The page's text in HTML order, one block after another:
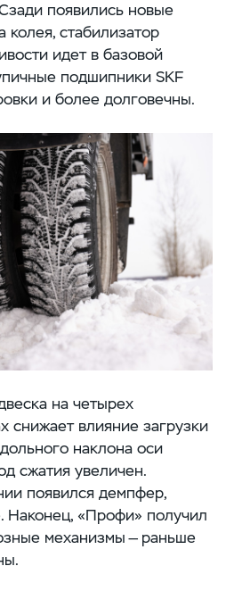
появились новые
стабилизатор
идет в базовой
подшипники SKF
и более долговечны.
на четырех
снижает влияние загрузки
наклона оси
сжатия увеличен.
появился демпфер,
Наконец, «Профи» получил
механизмы — раньше